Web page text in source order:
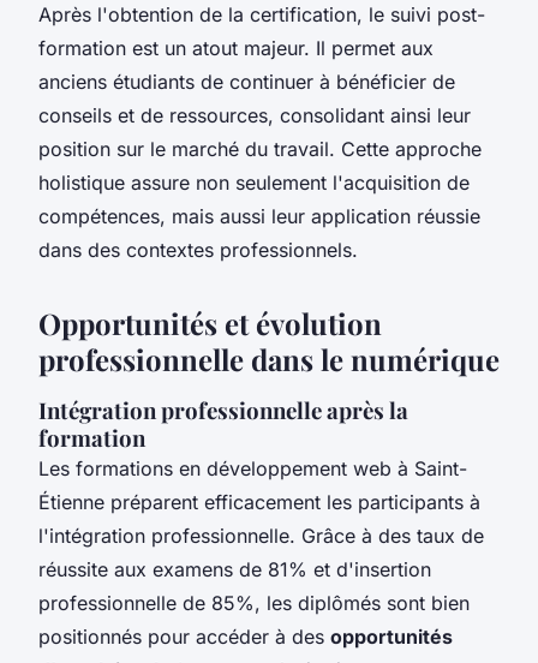
Après l'obtention de la certification, le suivi post-
formation est un atout majeur. Il permet aux
anciens étudiants de continuer à bénéficier de
conseils et de ressources, consolidant ainsi leur
position sur le marché du travail. Cette approche
holistique assure non seulement l'acquisition de
compétences, mais aussi leur application réussie
dans des contextes professionnels.
Opportunités et évolution
professionnelle dans le numérique
Intégration professionnelle après la
formation
Les formations en développement web à Saint-
Étienne préparent efficacement les participants à
l'intégration professionnelle. Grâce à des taux de
réussite aux examens de 81% et d'insertion
professionnelle de 85%, les diplômés sont bien
positionnés pour accéder à des opportunités